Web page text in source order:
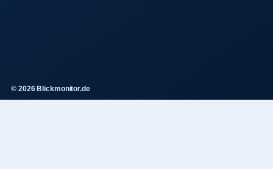
© 2026 Blickmonitor.de